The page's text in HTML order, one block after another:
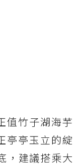
值竹子湖海芋
亭亭玉立的綻
，建議搭乘大